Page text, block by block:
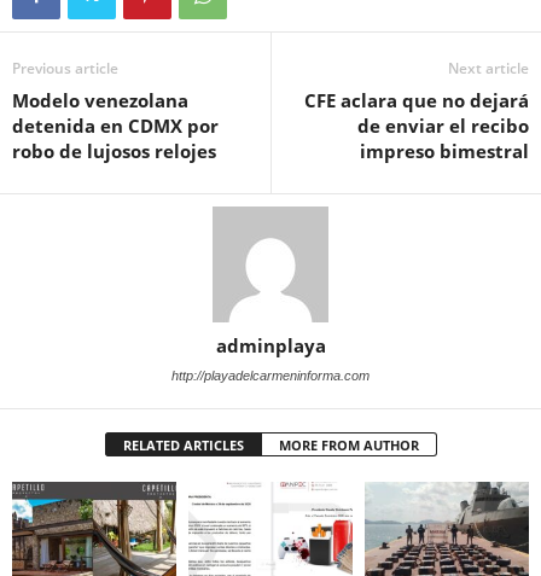
Previous article
Modelo venezolana
detenida en CDMX por
robo de lujosos relojes
Next article
CFE aclara que no dejará
de enviar el recibo
impreso bimestral
adminplaya
http://playadelcarmeninforma.com
RELATED ARTICLES MORE FROM AUTHOR